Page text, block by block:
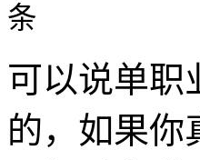
条
可以说单职
的，如果你